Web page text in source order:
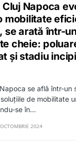
Napoca
mobilitate
se arată într-
cheie:
și stadiu
se află într-un
de mobilitate
se în…
2024